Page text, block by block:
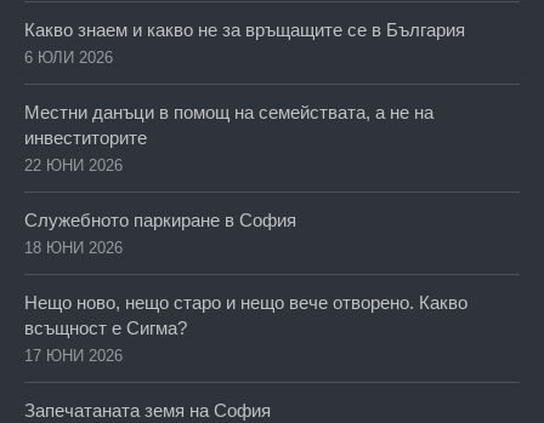
Какво знаем и какво не за връщащите се в България
6 ЮЛИ 2026
Местни данъци в помощ на семействата, а не на
инвеститорите
22 ЮНИ 2026
Служебното паркиране в София
18 ЮНИ 2026
Нещо ново, нещо старо и нещо вече отворено. Какво
всъщност е Сигма?
17 ЮНИ 2026
Запечатаната земя на София